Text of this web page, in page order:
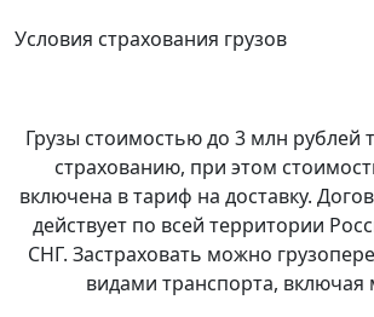
Условия страхования грузов
Грузы стоимостью до 3 млн рублей
страхованию, при этом
включена в тариф на доставку.
действует по всей территории
СНГ. Застраховать можно
видами транспорта, включая